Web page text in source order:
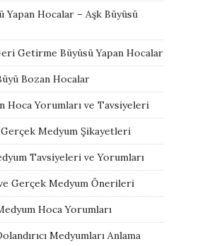
Yapan Hocalar – Aşk Büyüsü
Getirme Büyüsü Yapan Hocalar
Bozan Hocalar
Hoca Yorumları ve Tavsiyeleri
Medyum Şikayetleri
Tavsiyeleri ve Yorumları
Gerçek Medyum Önerileri
Hoca Yorumları
Medyumları Anlama